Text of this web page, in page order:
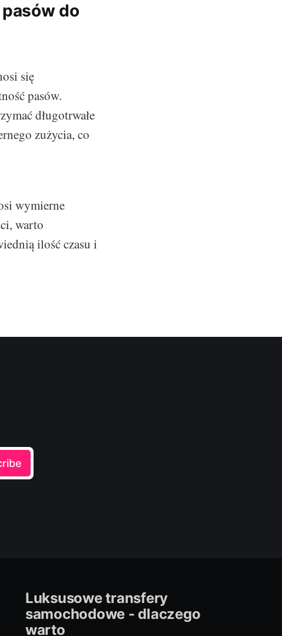
do
się
pasów.
długotrwałe
zużycia, co
wymierne
warto
ilość czasu i
Luksusowe transfery
samochodowe - dlaczego
warto